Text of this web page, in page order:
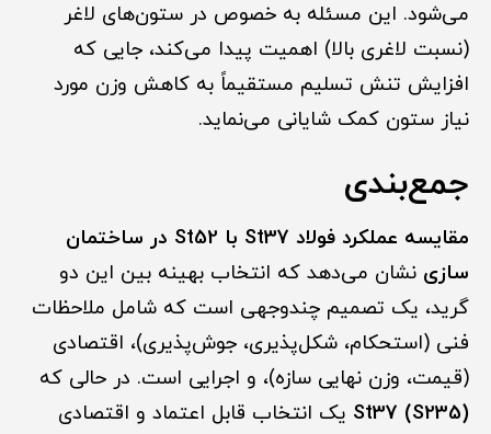
می‌شود. این مسئله به خصوص در ستون‌های لاغر
(نسبت لاغری بالا) اهمیت پیدا می‌کند، جایی که
افزایش تنش تسلیم مستقیماً به کاهش وزن مورد
نیاز ستون کمک شایانی می‌نماید.
جمع‌بندی
مقایسه عملکرد فولاد St37 با St52 در ساختمان
سازی نشان می‌دهد که انتخاب بهینه بین این دو
گرید، یک تصمیم چندوجهی است که شامل ملاحظات
فنی (استحکام، شکل‌پذیری، جوش‌پذیری)، اقتصادی
(قیمت، وزن نهایی سازه)، و اجرایی است. در حالی که
St37 (S235) یک انتخاب قابل اعتماد و اقتصادی